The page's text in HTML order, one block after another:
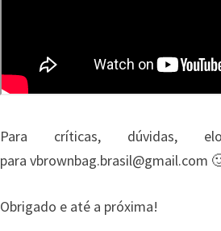
Para críticas, dúvidas,
para vbrownbag.brasil@gmail.com
Obrigado e até a próxima!